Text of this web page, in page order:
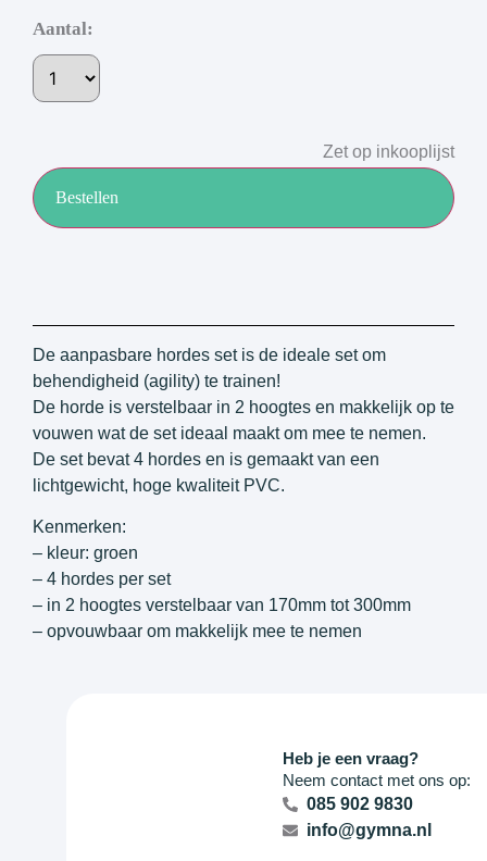
Aantal:
Bestellen
Zet op inkooplijst
De aanpasbare hordes set is de ideale set om
behendigheid (agility) te trainen!
De horde is verstelbaar in 2 hoogtes en makkelijk op te
vouwen wat de set ideaal maakt om mee te nemen.
De set bevat 4 hordes en is gemaakt van een
lichtgewicht, hoge kwaliteit PVC.
Kenmerken:
– kleur: groen
– 4 hordes per set
– in 2 hoogtes verstelbaar van 170mm tot 300mm
– opvouwbaar om makkelijk mee te nemen
Heb je een vraag?
Neem contact met ons op:
085 902 9830
info@gymna.nl